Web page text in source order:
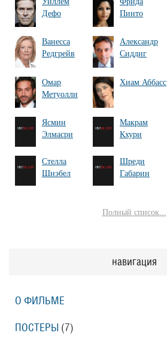
Дефо
Пинто
Ванесса
Редгрейв
Александр
Сиддиг
Омар
Метуолли
Хиам Аббасс
Ясмин
Элмасри
Макрам
Кхури
Стелла
Шнэбел
Шреди
Габарин
Полный список...
навигация
О ФИЛЬМЕ
ПОСТЕРЫ (7)